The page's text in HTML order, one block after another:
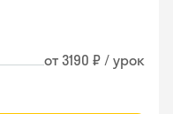
от 3190 ₽ / урок